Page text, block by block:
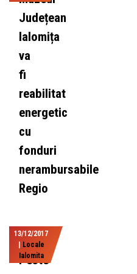
Județean
Ialomița
va
fi
reabilitat
energetic
cu
fonduri
nerambursabile
Regio
13/12/2017
Locale
Ialomita
Peste